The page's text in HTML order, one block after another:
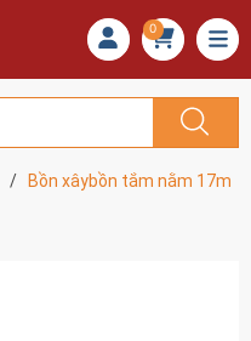
0
/
Bồn xâybồn tắm nằm 17m